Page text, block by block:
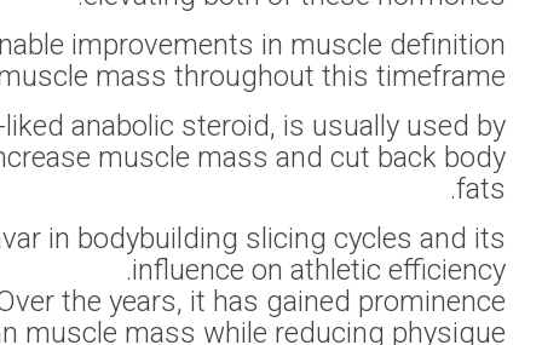
hardness,
bodybuilders
This section will